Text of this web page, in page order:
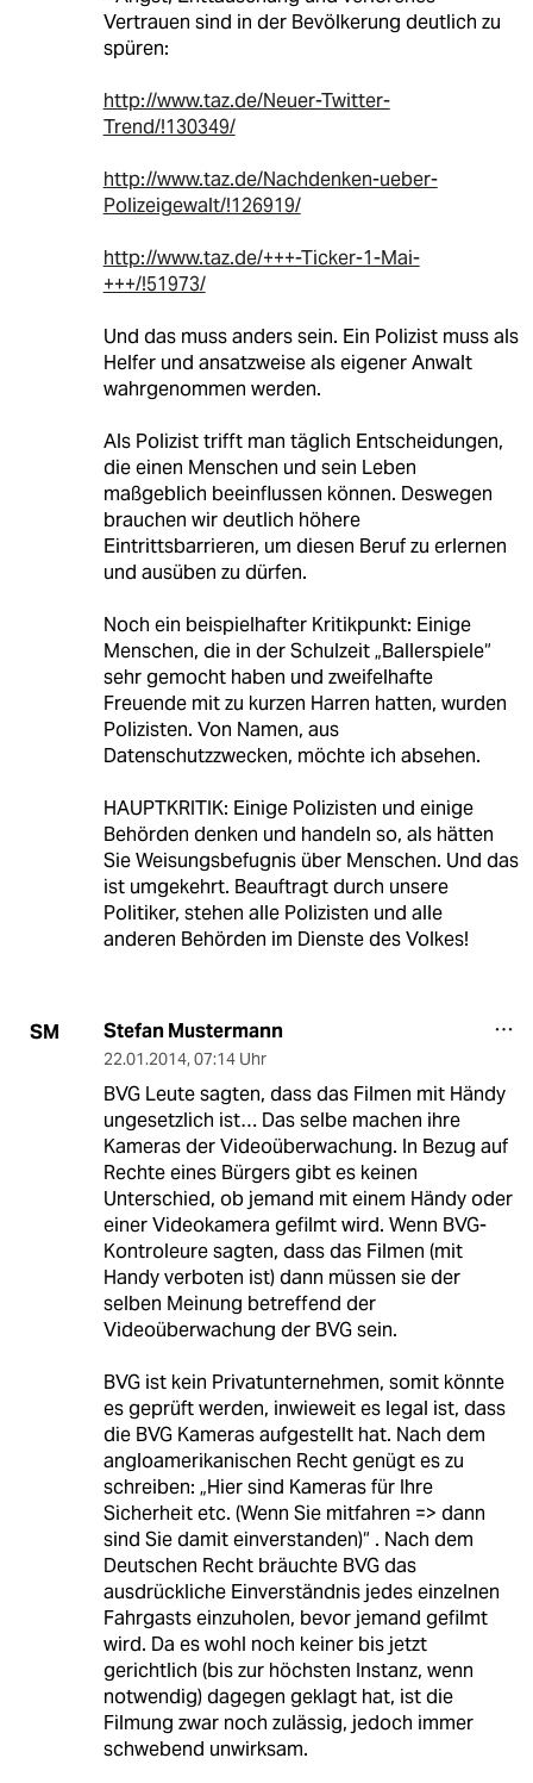
Vertrauen sind in der Bevölkerung deutlich zu
spüren:
http://www.taz.de/Neuer-Twitter-
Trend/!130349/
http://www.taz.de/Nachdenken-ueber-
Polizeigewalt/!126919/
http://www.taz.de/+++-Ticker-1-Mai-
+++/!51973/
Und das muss anders sein. Ein Polizist muss als
Helfer und ansatzweise als eigener Anwalt
wahrgenommen werden.
Als Polizist trifft man täglich Entscheidungen,
die einen Menschen und sein Leben
maßgeblich beeinflussen können. Deswegen
brauchen wir deutlich höhere
Eintrittsbarrieren, um diesen Beruf zu erlernen
und ausüben zu dürfen.
Noch ein beispielhafter Kritikpunkt: Einige
Menschen, die in der Schulzeit „Ballerspiele“
sehr gemocht haben und zweifelhafte
Freuende mit zu kurzen Harren hatten, wurden
Polizisten. Von Namen, aus
Datenschutzzwecken, möchte ich absehen.
HAUPTKRITIK: Einige Polizisten und einige
Behörden denken und handeln so, als hätten
Sie Weisungsbefugnis über Menschen. Und das
ist umgekehrt. Beauftragt durch unsere
Politiker, stehen alle Polizisten und alle
anderen Behörden im Dienste des Volkes!
SM Stefan Mustermann
22.01.2014, 07:14 Uhr
BVG Leute sagten, dass das Filmen mit Händy
ungesetzlich ist… Das selbe machen ihre
Kameras der Videoüberwachung. In Bezug auf
Rechte eines Bürgers gibt es keinen
Unterschied, ob jemand mit einem Händy oder
einer Videokamera gefilmt wird. Wenn BVG-
Kontroleure sagten, dass das Filmen (mit
Handy verboten ist) dann müssen sie der
selben Meinung betreffend der
Videoüberwachung der BVG sein.
BVG ist kein Privatunternehmen, somit könnte
es geprüft werden, inwieweit es legal ist, dass
die BVG Kameras aufgestellt hat. Nach dem
angloamerikanischen Recht genügt es zu
schreiben: „Hier sind Kameras für Ihre
Sicherheit etc. (Wenn Sie mitfahren => dann
sind Sie damit einverstanden)“ . Nach dem
Deutschen Recht bräuchte BVG das
ausdrückliche Einverständnis jedes einzelnen
Fahrgasts einzuholen, bevor jemand gefilmt
wird. Da es wohl noch keiner bis jetzt
gerichtlich (bis zur höchsten Instanz, wenn
notwendig) dagegen geklagt hat, ist die
Filmung zwar noch zulässig, jedoch immer
schwebend unwirksam.